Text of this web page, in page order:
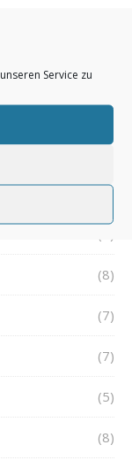
Service zu
(7)
(7)
(8)
(7)
(7)
(5)
(8)